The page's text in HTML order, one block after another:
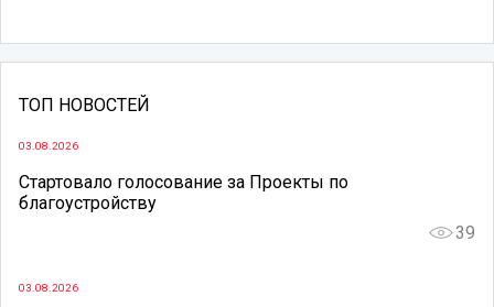
ТОП НОВОСТЕЙ
03.08.2026
Стартовало голосование за Проекты по
благоустройству
39
03.08.2026